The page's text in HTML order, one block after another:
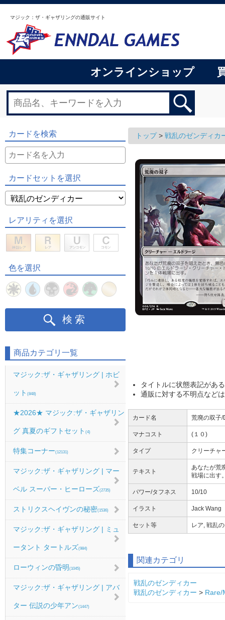
マジック：ザ・ギャザリングの通販サイト
オンラインショップ
カードを検索
カードセットを選択
レアリティを選択
色を選択
検索
商品カテゴリ一覧
マジック:ザ・ギャザリング | ホビ
ット (848)
★2026★ マジック:ザ・ギャザリン
グ 真夏のギフトセット (4)
特集コーナー(12131)
マジック:ザ・ギャザリング | マー
ベル スーパー・ヒーローズ(2735)
ストリクスヘイヴンの秘密(1536)
マジック:ザ・ギャザリング | ミュ
ータント タートルズ(984)
ローウィンの昏明 (1045)
マジック:ザ・ギャザリング | アバ
ター 伝説の少年アン(1447)
トップ> 戦乱のゼンディカ
タイトルに状態表記があ
通販に対する不明点などは
カード名 荒廃の双子/
マナコスト (１０)
タイプ クリーチャ
テキスト
あなたが荒
戦場に出す
パワー/タフネス 10/10
イラスト Jack Wang
セット等 レア, 戦乱
関連カテゴリ
戦乱のゼンディカー
戦乱のゼンディカー > Rare/